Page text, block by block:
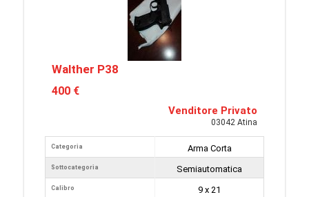
Walther P38
400 €
Venditore Privato
03042 Atina
Categoria
Sottocategoria
Calibro
Arma Corta
Semiautomatica
9 x 21